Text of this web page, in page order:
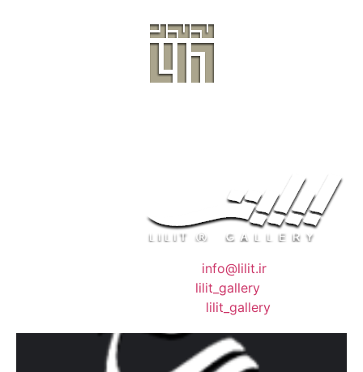
info@lilit.ir
lilit_gallery
lilit_gallery